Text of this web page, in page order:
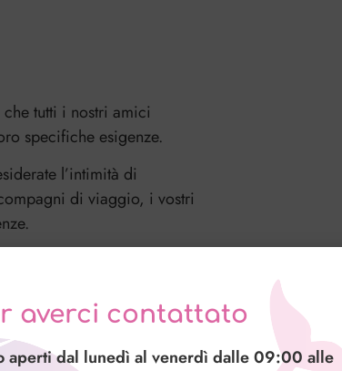
tutti i nostri amici
specifiche esigenze.
l’intimità di
di viaggio, i vostri
traccia, un’idea da potrà
disposizione, le vostre
averci contattato
aperti dal lunedì al venerdì dalle 09:00 alle